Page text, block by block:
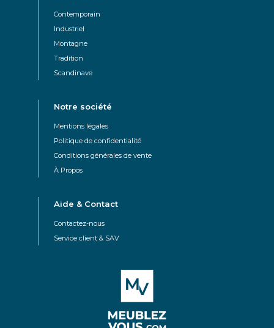
Contemporain
Industriel
Montagne
Tradition
Scandinave
Notre société
Mentions légales
Politique de confidentialité
Conditions générales de vente
À Propos
Aide & Contact
Contactez-nous
Service client & SAV